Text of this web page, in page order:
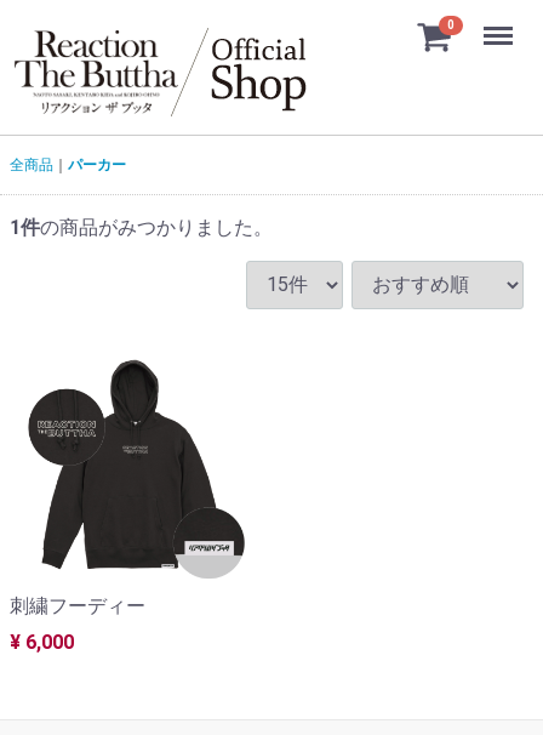
0 Menu
全商品 パーカー
1件の商品がみつかりました。
刺繍フーディー
¥ 6,000